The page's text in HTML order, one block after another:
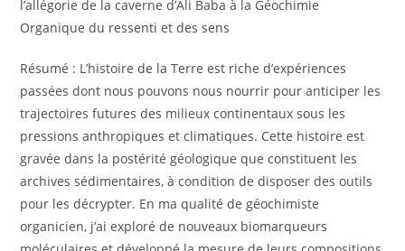
l’allégorie de la caverne d’Ali Baba à la Géochimie
Organique du ressenti et des sens
Résumé : L’histoire de la Terre est riche d’expériences
passées dont nous pouvons nous nourrir pour anticiper les
trajectoires futures des milieux continentaux sous les
pressions anthropiques et climatiques. Cette histoire est
gravée dans la postérité géologique que constituent les
archives sédimentaires, à condition de disposer des outils
pour les décrypter. En ma qualité de géochimiste
organicien, j’ai exploré de nouveaux biomarqueurs